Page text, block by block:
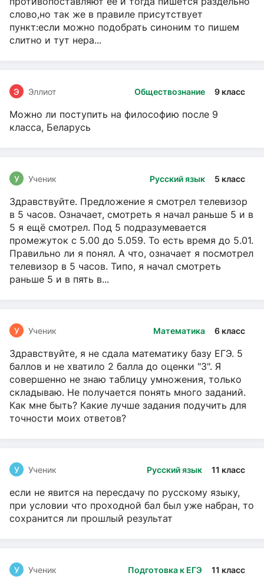
слово,но так же в правиле присутствует
пункт:если можно подобрать синоним то пишем
слитно и тут нера...
Обществознание 9 класс
Э Эллиот
Можно ли поступить на философию после 9
класса, Беларусь
Русский язык 5 класс
У Ученик
Здравствуйте. Предложение я смотрел телевизор
в 5 часов. Означает, смотреть я начал раньше 5 и в
5 я ещё смотрел. Под 5 подразумевается
промежуток с 5.00 до 5.059. То есть время до 5.01.
Правильно ли я понял. А что, означает я посмотрел
телевизор в 5 часов. Типо, я начал смотреть
раньше 5 и в пять в...
Математика 6 класс
У Ученик
Здравствуйте, я не сдала математику базу ЕГЭ. 5
баллов и не хватило 2 балла до оценки "3". Я
совершенно не знаю таблицу умножения, только
складываю. Не получается понять много заданий.
Как мне быть? Какие лучше задания подучить для
точности моих ответов?
Русский язык 11 класс
У Ученик
если не явится на пересдачу по русскому языку,
при условии что проходной бал был уже набран, то
сохранится ли прошлый результат
Подготовка к ЕГЭ 11 класс
У Ученик